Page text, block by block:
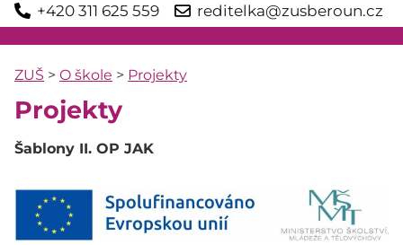
+420 311 625 559 reditelka@zusberoun.cz
ZUŠ > O škole > Projekty
Projekty
Šablony II. OP JAK